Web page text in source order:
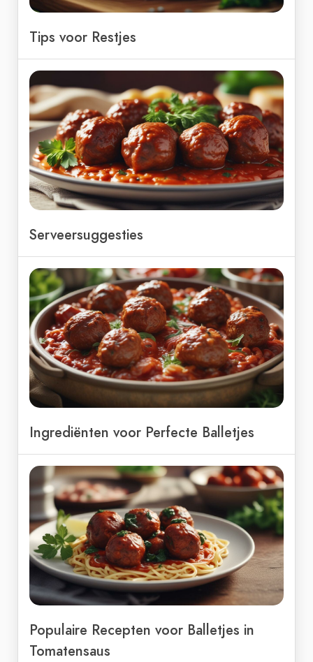
Tips voor Restjes
Serveersuggesties
Ingrediënten voor Perfecte Balletjes
Populaire Recepten voor Balletjes in
Tomatensaus